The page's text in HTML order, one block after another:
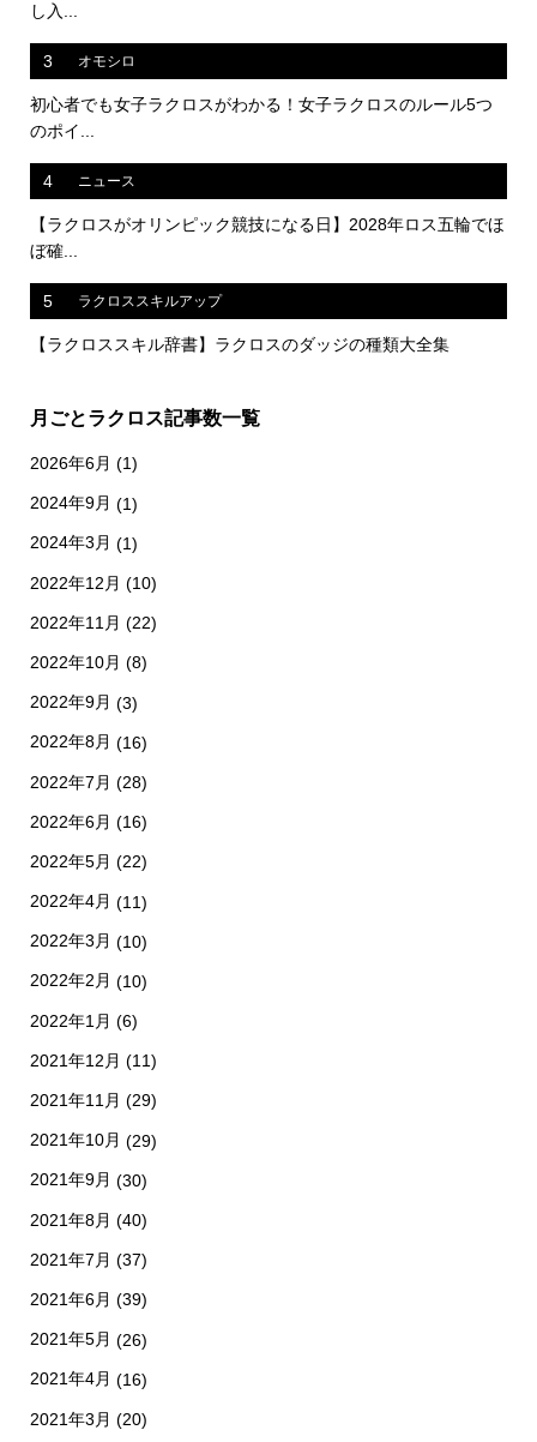
し入...
3 オモシロ
初心者でも女子ラクロスがわかる！女子ラクロスのルール5つ
のポイ...
4 ニュース
【ラクロスがオリンピック競技になる日】2028年ロス五輪でほ
ぼ確...
5 ラクロススキルアップ
【ラクロススキル辞書】ラクロスのダッジの種類大全集
月ごとラクロス記事数一覧
2026年6月 (1)
2024年9月 (1)
2024年3月 (1)
2022年12月 (10)
2022年11月 (22)
2022年10月 (8)
2022年9月 (3)
2022年8月 (16)
2022年7月 (28)
2022年6月 (16)
2022年5月 (22)
2022年4月 (11)
2022年3月 (10)
2022年2月 (10)
2022年1月 (6)
2021年12月 (11)
2021年11月 (29)
2021年10月 (29)
2021年9月 (30)
2021年8月 (40)
2021年7月 (37)
2021年6月 (39)
2021年5月 (26)
2021年4月 (16)
2021年3月 (20)